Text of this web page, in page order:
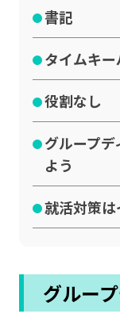
書記
タイムキー
役割なし
グループ
よう
就活対策
グルー